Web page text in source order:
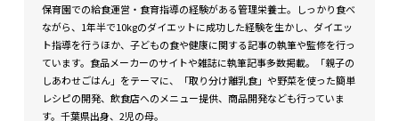
保育園での給食運営・食育指導の経験がある管理栄養士。しっかり食べ
ながら、1年半で10kgのダイエットに成功した経験を生かし、ダイエッ
ト指導を行うほか、子どもの食や健康に関する記事の執筆や監修を行っ
ています。食品メーカーのサイトや雑誌に執筆記事多数掲載。「親子の
しあわせごはん」をテーマに、「取り分け離乳食」や野菜を使った簡単
レシピの開発、飲食店へのメニュー提供、商品開発なども行っていま
す。千葉県出身、2児の母。